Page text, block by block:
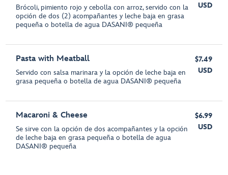
Brócoli, pimiento rojo y cebolla con arroz, servido con la
opción de dos (2) acompañantes y leche baja en grasa
pequeña o botella de agua DASANI® pequeña
USD
Pasta with Meatball
Servido con salsa marinara y la opción de leche baja en
grasa pequeña o botella de agua DASANI® pequeña
$7.49
USD
Macaroni & Cheese
Se sirve con la opción de dos acompañantes y la opción
de leche baja en grasa pequeña o botella de agua
DASANI® pequeña
$6.99
USD